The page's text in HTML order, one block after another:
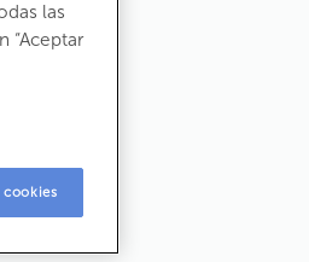
las
“Aceptar
cookies